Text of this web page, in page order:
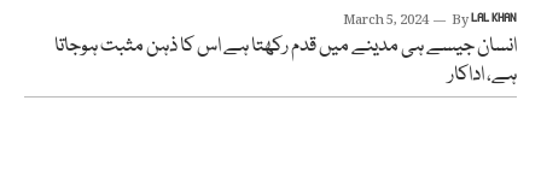
March 5, 2024 ByLAL KHAN
انسان جیسے ہی مدینے میں قدم رکھتا ہے اس کا ذہن مثبت ہوجاتا
ہے، اداکار